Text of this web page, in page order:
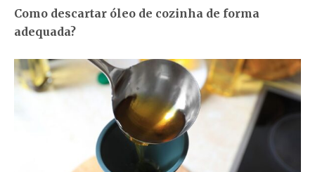
Como descartar óleo de cozinha de forma
adequada?